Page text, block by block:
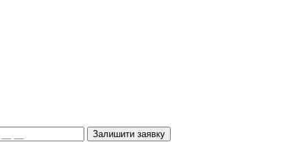
Залишити заявку